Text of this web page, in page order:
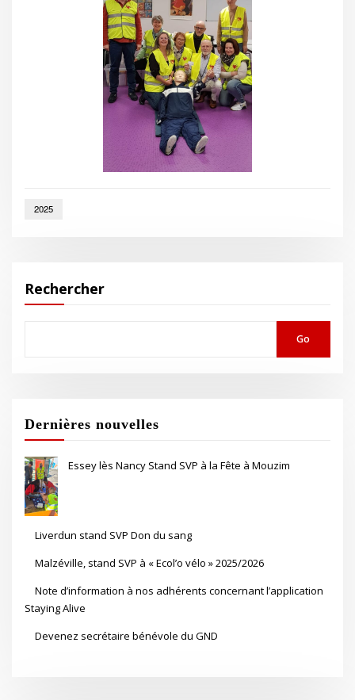
2025
Rechercher
Go
Dernières nouvelles
Essey lès Nancy Stand SVP à la Fête à Mouzim
Liverdun stand SVP Don du sang
Malzéville, stand SVP à « Ecol’o vélo » 2025/2026
Note d’information à nos adhérents concernant l’application
Staying Alive
Devenez secrétaire bénévole du GND